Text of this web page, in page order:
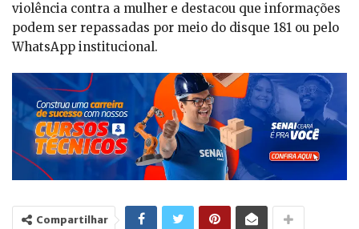
violência contra a mulher e destacou que informações
podem ser repassadas por meio do disque 181 ou pelo
WhatsApp institucional.
Compartilhar